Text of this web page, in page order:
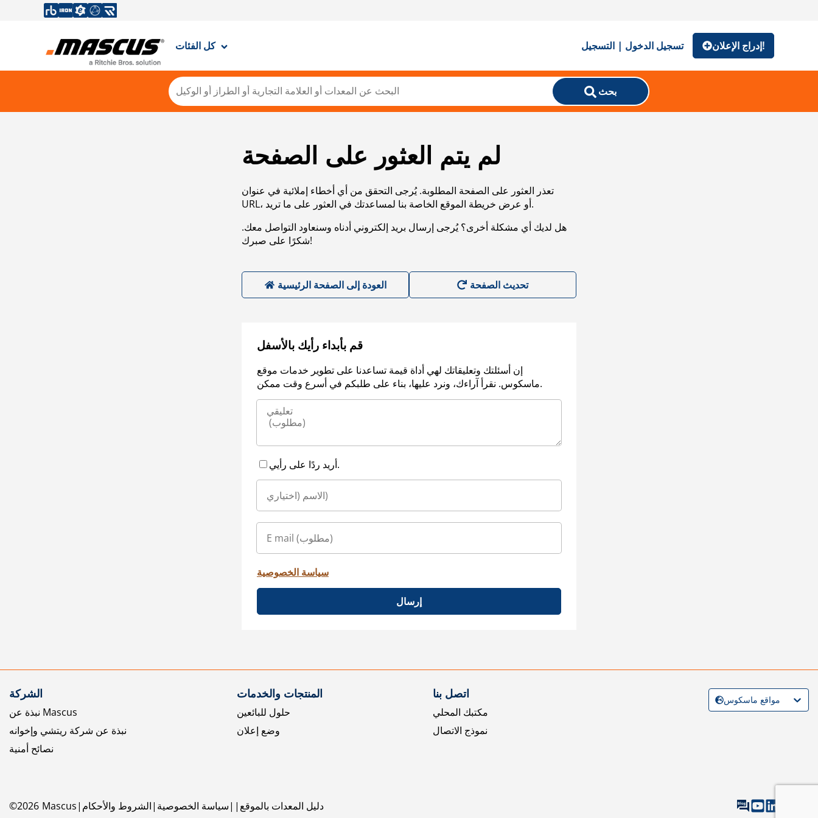
كل الفئات تسجيل الدخول | التسجيل إدراج الإعلان!
بحث
لم يتم العثور على الصفحة
تعذر العثور على الصفحة المطلوبة. يُرجى التحقق من أي أخطاء إملائية في عنوان
URL، أو عرض خريطة الموقع الخاصة بنا لمساعدتك في العثور على ما تريد.
هل لديك أي مشكلة أخرى؟ يُرجى إرسال بريد إلكتروني أدناه وسنعاود التواصل معك.
شكرًا على صبرك!
العودة إلى الصفحة الرئيسية
قم بأبداء رأيك بالأسفل
إن أسئلتك وتعليقاتك لهي أداة قيمة تساعدنا على تطوير خدمات موقع
ماسكوس. نقرأ آراءك، ونرد عليها، بناء على طلبكم في أسرع وقت ممكن.
أريد ردًا على رأيي.
سياسة الخصوصية
إرسال
الشركة
نبذة عن Mascus
نبذة عن شركة ريتشي وإخوانه
نصائح أمنية
المنتجات والخدمات
حلول للبائعين
وضع إعلان
اتصل بنا
مكتبك المحلي
نموذج الاتصال
©2026 Mascus الشروط والأحكام سياسة الخصوصية دليل المعدات بالموقع
مواقع ماسكوس